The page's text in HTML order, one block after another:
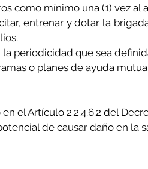
como mínimo una (1) vez al
entrenar y dotar la
periodicidad que sea
o planes de ayuda
el Artículo 2.2.4.6.2 del
de causar daño en la